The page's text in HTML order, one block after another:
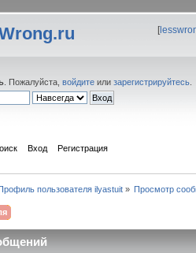
[
. Пожалуйста, войдите или зарегистрируйтесь
Вход Регистрация
пользователя ilyastuit» Просмотр